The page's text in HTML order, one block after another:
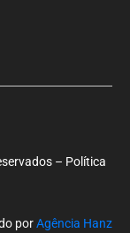
– Política
porAgência Hanz